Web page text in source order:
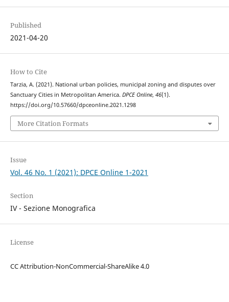
Published
2021-04-20
How to Cite
Tarzia, A. (2021). National urban policies, municipal zoning and disputes over
Sanctuary Cities in Metropolitan America. DPCE Online, 46(1).
https://doi.org/10.57660/dpceonline.2021.1298
More Citation Formats
Issue
Vol. 46 No. 1 (2021): DPCE Online 1-2021
Section
IV - Sezione Monografica
License
CC Attribution-NonCommercial-ShareAlike 4.0